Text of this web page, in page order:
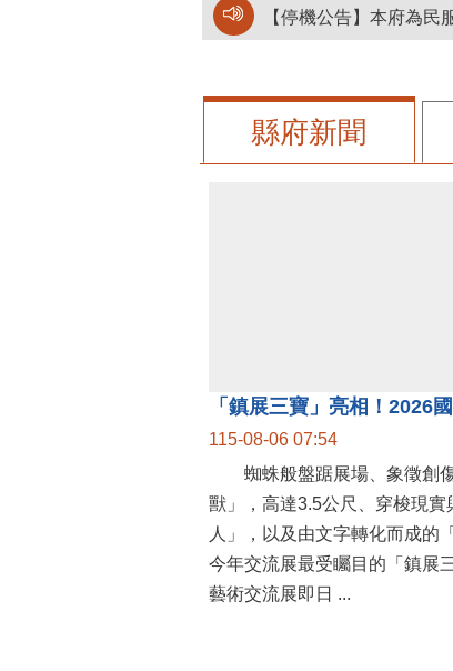
【停機公告】本府為
縣府新聞
115-08-06 07:54
蜘蛛般盤踞展場、象徵創
獸」，高達3.5公尺、穿梭現實
人」，以及由文字轉化而成的
今年交流展最受矚目的「鎮展
藝術交流展即日 ...